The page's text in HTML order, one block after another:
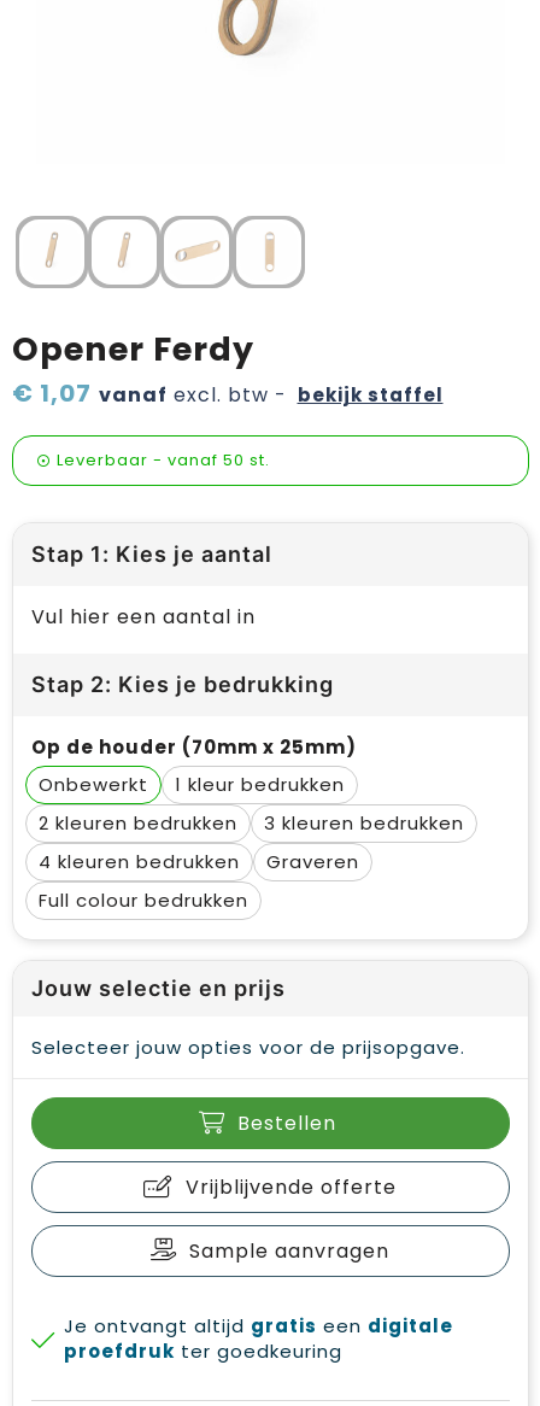
Verzorging & welness
Wijn, bier en proeverij
Zomerpakketten
Opener Ferdy
€ 1,07 vanaf excl. btw - bekijk staffel
Leverbaar - vanaf 50 st.
Stap 1: Kies je aantal
Vul hier een aantal in
Stap 2: Kies je bedrukking
Op de houder (70mm x 25mm)
Onbewerkt
1
2
3
4
Graveren
Full colour
Jouw selectie en prijs
Selecteer jouw opties voor de prijsopgave.
Bestellen
Vrijblijvende offerte
Sample aanvragen
Je ontvangt altijd gratis een digitale
proefdruk ter goedkeuring